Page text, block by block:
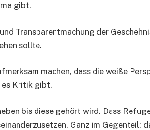
gibt.
Transparentmachung der
sollte.
machen, dass die weiße
es Kritik gibt.
bis diese gehört wird. Dass
Ganz im Gegenteil: